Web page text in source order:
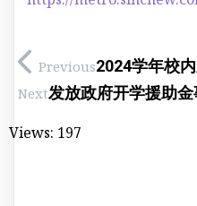
Previous2024学年校
Next发放政府开学援助
Views: 197